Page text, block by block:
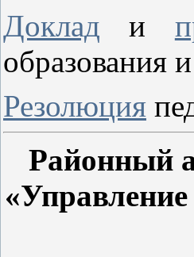
Доклад и
образования
Резолюция
Районный